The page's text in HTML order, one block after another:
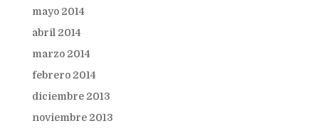
mayo 2014
abril 2014
marzo 2014
febrero 2014
diciembre 2013
noviembre 2013